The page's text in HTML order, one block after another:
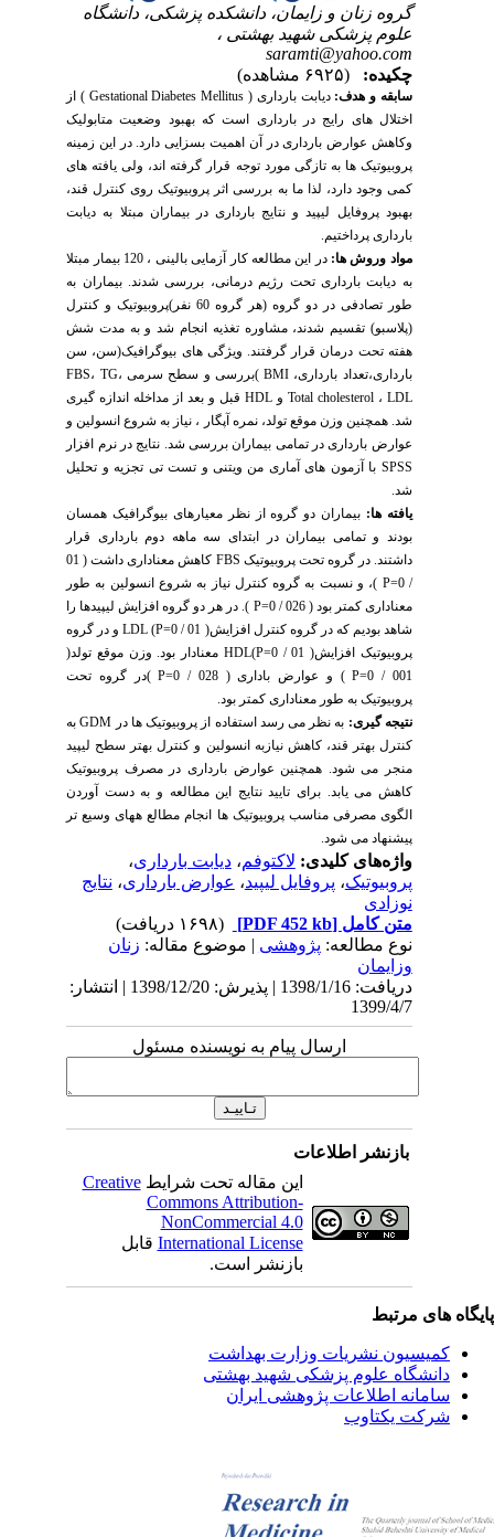
گروه زنان و زایمان، دانشکده پزشکی، دانشگاه
علوم پزشکی شهید بهشتی ،
saramti@yahoo.com
چکیده:
سابقه و هدف:
دیابت بارداری ( Gestational Diabetes Mellitus ) از
اختلال های رایج در بارداری است که بهبود وضعیت متابولیک
وکاهش عوارض بارداری در آن اهمیت بسزایی دارد. در این زمینه
پروبیوتیک ها به تازگی مورد توجه قرار گرفته اند، ولی یافته های
کمی وجود دارد، لذا ما به بررسی اثر پروبیوتیک روی کنترل قند،
بهبود پروفایل لیپید و نتایج بارداری در بیماران مبتلا به دیابت
بارداری پرداختیم.
مواد وروش ها:
در این مطالعه کار آزمایی بالینی ، 120 بیمار مبتلا
به دیابت بارداری تحت رژیم درمانی، بررسی شدند. بیماران به
طور تصادفی در دو گروه (هر گروه 60 نفر)پروبیوتیک و کنترل
(پلاسبو) تقسیم شدند، مشاوره تغذیه انجام شد و به مدت شش
هفته تحت درمان قرار گرفتند. ویژگی های بیوگرافیک(سن، سن
بارداری،تعداد بارداری، BMI )بررسی و سطح سرمی FBS، TG،
Total cholesterol ، LDL و HDL قبل و بعد از مداخله اندازه گیری
شد. همچنین وزن موقع تولد، نمره آپگار ، نیاز به شروع انسولین و
عوارض بارداری در تمامی بیماران بررسی شد. نتایج در نرم افزار
SPSS با آزمون های آماری من ویتنی و تست تی تجزیه و تحلیل
شد.
یافته ها:بیماران دو گروه از نظر معیارهای بیوگرافیک همسان
بودند و تمامی بیماران در ابتدای سه ماهه دوم بارداری قرار
داشتند. در گروه تحت پروبیوتیک FBS کاهش معناداری داشت ( 01
/ P=0 )، و نسبت به گروه کنترل نیاز به شروع انسولین به طور
معناداری کمتر بود ( 026 / P=0 ). در هر دو گروه افزایش لیپیدها را
شاهد بودیم که در گروه کنترل افزایش( 01 / LDL (P=0 و در گروه
پروبیوتیک افزایش( 01 / HDL(P=0 معنادار بود. وزن موقع تولد(
001 / P=0 ) و عوارض باداری ( 028 / P=0 )در گروه تحت
پروبیوتیک به طور معناداری کمتر بود.
نتیجه گیری:
به نظر می رسد استفاده از پروبیوتیک ها در GDM به
کنترل بهتر قند، کاهش نیازبه انسولین و کنترل بهتر سطح لیپید
منجر می شود. همچنین عوارض بارداری در مصرف پروبیوتیک
کاهش می یابد. برای تایید نتایج این مطالعه و به دست آوردن
الگوی مصرفی مناسب پروبیوتیک ها انجام مطالع ههای وسیع تر
پیشنهاد می شود.
واژه‌های کلیدی:لاکتوفم،دیابت بارداری،
پروبیوتیک،پروفایل لیپید،عوارض بارداری،نتایج
نوزادی
متن کامل[PDF 452 kb]
نوع مطالعه:پژوهشی| موضوع مقاله:زنان
وزایمان
دریافت: 1398/1/16 | پذیرش: 1398/12/20 | انتشار:
1399/4/7
ارسال پیام به نویسنده مسئول
بازنشر اطلاعات
این مقاله تحت شرایطCreative
Commons Attribution-
NonCommercial 4.0
International Licenseقابل
بازنشر است.
های مرتبط
کمیسیون نشریات وزارت بهداشت
دانشگاه علوم پزشکی شهید بهشتی
سامانه اطلاعات پژوهشی ایران
شرکت یکتاوب